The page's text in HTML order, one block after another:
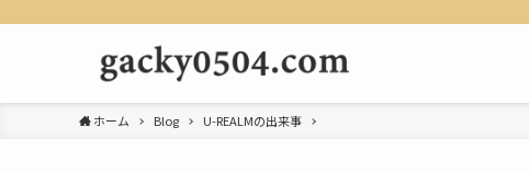
ホーム Blog U-REALMの出来事